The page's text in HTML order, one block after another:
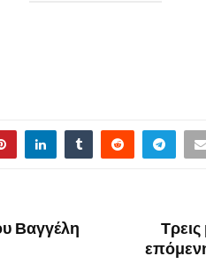
Βαγγέλη